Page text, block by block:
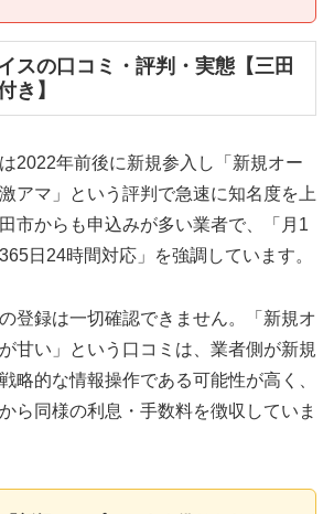
スの口コミ・評判・実態【三田
き】
2022年前後に新規参入し「新規オー
アマ」という評判で急速に知名度を上
市からも申込みが多い業者で、「月1
日24時間対応」を強調しています。
登録は一切確認できません。「新規オ
甘い」という口コミは、業者側が新規
略的な情報操作である可能性が高く、
ら同様の利息・手数料を徴収していま